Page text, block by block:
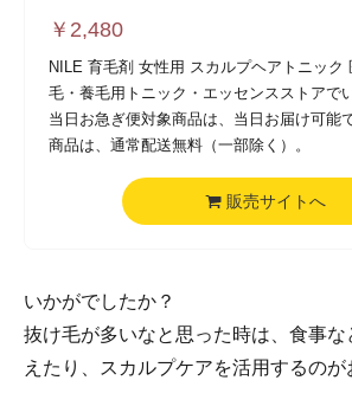
￥ 2,480
NILE 育毛剤 女性用 スカルプヘアトニック
毛・養毛用トニック・エッセンスストアで
当日お急ぎ便対象商品は、当日お届け可能
商品は、通常配送無料（一部除く）。
販売サイトへ
いかがでしたか？
抜け毛が多いなと思った時は、食事
えたり、スカルプケアを活用するのが